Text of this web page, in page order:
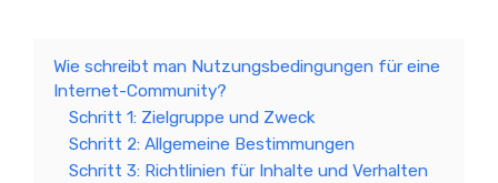
Wie schreibt man Nutzungsbedingungen für eine
Internet-Community?
Schritt 1: Zielgruppe und Zweck
Schritt 2: Allgemeine Bestimmungen
Schritt 3: Richtlinien für Inhalte und Verhalten